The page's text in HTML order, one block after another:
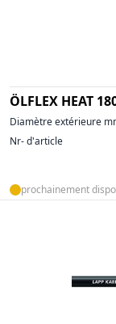
ÖLFLEX HEAT
Diamètre extérieure
Nr- d'article
prochainement